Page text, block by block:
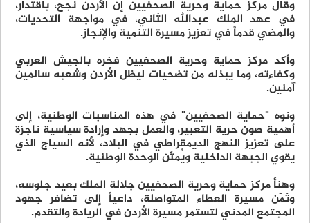
وقال مركز حماية وحرية الصحفيين إن الأردن نجح، باقتدار،
في عهد الملك عبدالله الثاني، في مواجهة التحديات،
والمضي قدماً في تعزيز مسيرة التنمية والإنجاز.
وأكد مركز حماية وحرية الصحفيين فخره بالجيش العربي
وكفاءته، وما يبذله من تضحيات ليظل الأردن وشعبه سالمين
آمنين.
ونوه "حماية الصحفيين" في هذه المناسبات الوطنية، إلى
أهمية صون حرية التعبير، والعمل بجهد وإرادة سياسية ناجزة
على تعزيز النهج الديمقراطي في البلاد، لأنه السياج الذي
يقوي الجبهة الداخلية ويُمتّن الوحدة الوطنية.
وهنأ مركز حماية وحرية الصحفيين جلالة الملك بعيد جلوسه،
وثمّن مسيرة العطاء المتواصلة، داعياً إلى تضافر جهود
المجتمع المدني لتستمر مسيرة الأردن في الريادة والتقدم.